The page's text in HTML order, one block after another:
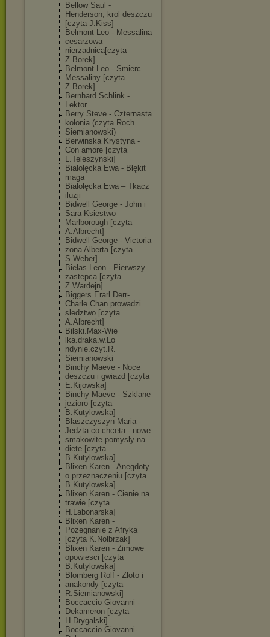
Bellow Saul -
Henderson, krol deszczu
[czyta J.Kiss]
Belmont Leo - Messalina
cesarzowa
nierzadnica[czyta
Z.Borek]
Belmont Leo - Smierc
Messaliny [czyta
Z.Borek]
Bernhard Schlink -
Lektor
Berry Steve - Czternasta
kolonia (czyta Roch
Siemianowski)
Berwinska Krystyna -
Con amore [czyta
L.Teleszynski]
Białołęcka Ewa - Błękit
maga
Białołęcka Ewa – Tkacz
iluzji
Bidwell George - John i
Sara-Ksiestwo
Marlborough [czyta
A.Albrecht]
Bidwell George - Victoria
zona Alberta [czyta
S.Weber]
Bielas Leon - Pierwszy
zastepca [czyta
Z.Wardejn]
Biggers Erarl Derr-
Charle Chan prowadzi
sledztwo [czyta
A.Albrecht]
Bilski.Max-Wie
lka.draka.w.Lo
ndynie.czyt.R.
Siemianowski
Binchy Maeve - Noce
deszczu i gwiazd [czyta
E.Kijowska]
Binchy Maeve - Szklane
jezioro [czyta
B.Kutylowska]
Blaszczyszyn Maria -
Jedzta co chceta - nowe
smakowite pomysly na
diete [czyta
B.Kutylowska]
Blixen Karen - Anegdoty
o przeznaczeniu [czyta
B.Kutylowska]
Blixen Karen - Cienie na
trawie [czyta
H.Labonarska]
Blixen Karen -
Pozegnanie z Afryka
[czyta K.Nolbrzak]
Blixen Karen - Zimowe
opowiesci [czyta
B.Kutylowska]
Blomberg Rolf - Zloto i
anakondy [czyta
R.Siemianowski]
Boccaccio Giovanni -
Dekameron [czyta
H.Drygalski]
Boccaccio.Giovanni-